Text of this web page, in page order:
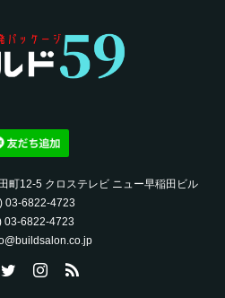
町12-5 クロステレビ ニュー早稲田ビル
03-6822-4723‬
03-6822-4723‬